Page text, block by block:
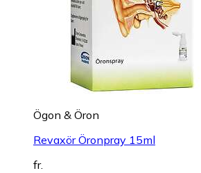
Ögon & Öron
Revaxör Öronpray 15ml
fr.